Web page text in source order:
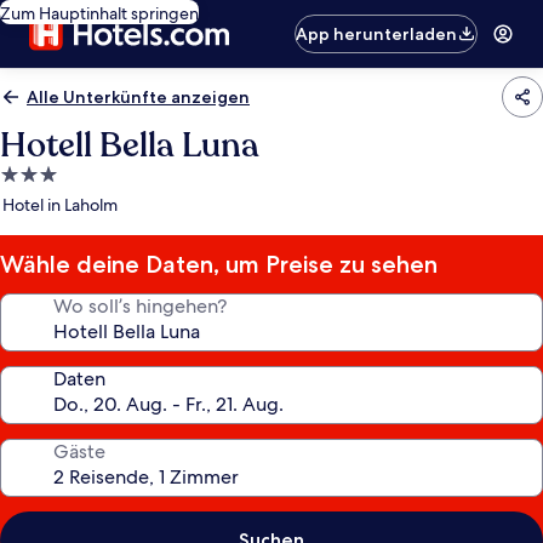
Zum Hauptinhalt springen
App herunterladen
Alle Unterkünfte anzeigen
Hotell Bella Luna
3.0-
Sterne-
Hotel in Laholm
Wähle deine Daten, um Preise zu sehen
Wo soll’s hingehen?
Daten
Gäste